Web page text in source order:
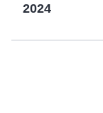
2024